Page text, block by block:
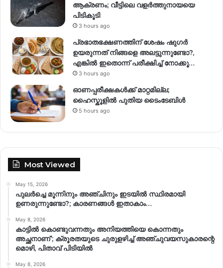
ആക്രണം; വീട്ടിലെ വളർത്തുനായയെ
പിടികൂടി
3 hours ago
പ്രഭാതഭക്ഷണത്തിന് ശേഷം ഷുഗർ
ഉയരുന്നത് നിങ്ങളെ അലട്ടുന്നുണ്ടോ?,
എങ്കിൽ ഇതൊന്ന് പരീക്ഷിച്ച് നോക്കൂ…
3 hours ago
ഓണപ്പരീക്ഷകൾക്ക് മാറ്റമില്ല;
ഹൈസ്കൂളിൽ പുതിയ ടൈംടേബിൾ
5 hours ago
Most Viewed
May 15, 2026
പുലർച്ചെ മൂന്നിനും അഞ്ചിനും ഇടയിൽ സ്ഥിരമായി
ഉണരുന്നുണ്ടോ?; കാരണങ്ങള്‍ ഇതാകാം…
May 8, 2026
കാട്ടിൽ കൊണ്ടുവന്നതും അനിയത്തിയെ കൊന്നതും
അച്ഛനാണ്’; ക്രൂരതയുടെ ചുരുളഴിച്ച് അഞ്ചുവയസുകാരന്റെ
മൊഴി, പിതാവ് പിടിയിൽ
May 8, 2026